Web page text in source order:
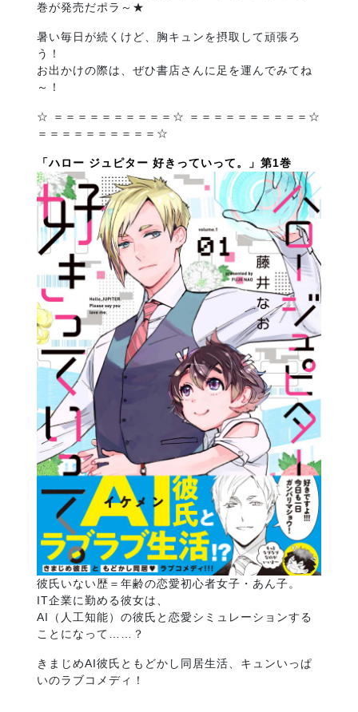
巻が発売だポラ～★
暑い毎日が続くけど、胸キュンを摂取して頑張ろ
う！
お出かけの際は、ぜひ書店さんに足を運んでみてね
～！
☆ ＝＝＝＝＝＝＝＝＝＝☆ ＝＝＝＝＝＝＝＝＝＝☆
＝＝＝＝＝＝＝＝＝＝☆
「ハロー ジュピター 好きっていって。」第1巻
彼氏いない歴＝年齢の恋愛初心者女子・あん子。
IT企業に勤める彼女は、
AI（人工知能）の彼氏と恋愛シミュレーションする
ことになって……？
きまじめAI彼氏ともどかし同居生活、キュンいっぱ
いのラブコメディ！